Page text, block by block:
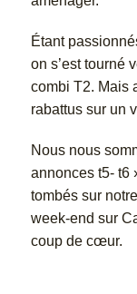
Étant
on s’est tourné
combi T2. Mais
rabattus sur un
Nous nous
annonces t5- t6
tombés sur
week-end sur
coup de cœur.